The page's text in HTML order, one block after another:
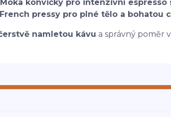
Moka konvičky pro intenzivní espresso
French pressy pro plné tělo a bohatou
namletou kávu a správný poměr